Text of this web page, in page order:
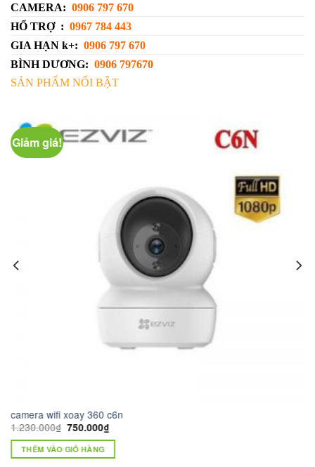
CAMERA: 0906 797 670
HỔ TRỢ : 0967 784 443
GIA HẠN k+: 0906 797 670
BÌNH DƯƠNG: 0906 797670
SẢN PHẨM NỔI BẬT
Giảm giá!
camera wifi xoay 360 c6n
1.230.000₫ 750.000₫
THÊM VÀO GIỎ HÀNG